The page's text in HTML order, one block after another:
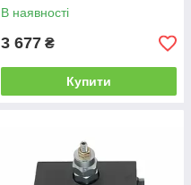
В наявності
3 677 ₴
Купити